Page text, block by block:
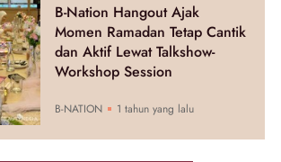
B-Nation Hangout Ajak
Momen Ramadan Tetap Cantik
dan Aktif Lewat Talkshow-
Workshop Session
B-NATION 1 tahun yang lalu